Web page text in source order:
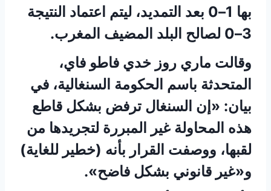
بها 1–0 بعد التمديد، ليتم اعتماد النتيجة
3–0 لصالح البلد المضيف المغرب.
وقالت ماري روز خدي فاطو فاي،
المتحدثة باسم الحكومة السنغالية، في
بيان: «إن السنغال ترفض بشكل قاطع
هذه المحاولة غير المبررة لتجريدها من
لقبها، ووصفت القرار بأنه (خطير للغاية)
و«غير قانوني بشكل فاضح».